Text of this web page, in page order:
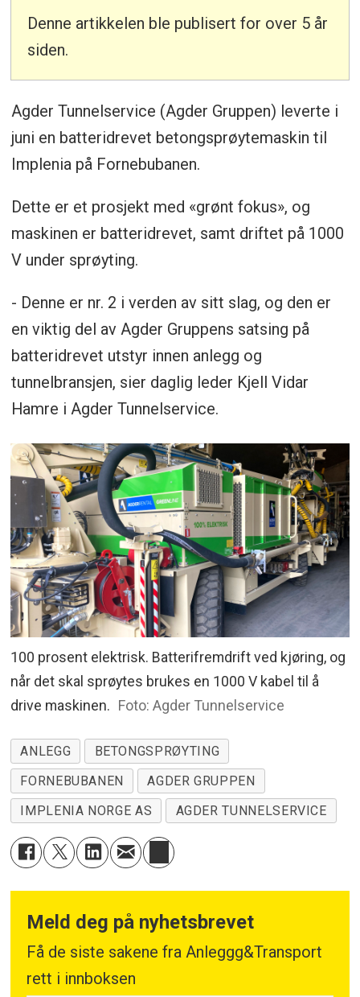
Denne artikkelen ble publisert for over 5 år
siden.
Agder Tunnelservice (Agder Gruppen) leverte i
juni en batteridrevet betongsprøytemaskin til
Implenia på Fornebubanen.
Dette er et prosjekt med «grønt fokus», og
maskinen er batteridrevet, samt driftet på 1000
V under sprøyting.
- Denne er nr. 2 i verden av sitt slag, og den er
en viktig del av Agder Gruppens satsing på
batteridrevet utstyr innen anlegg og
tunnelbransjen, sier daglig leder Kjell Vidar
Hamre i Agder Tunnelservice.
100 prosent elektrisk. Batterifremdrift ved kjøring, og
når det skal sprøytes brukes en 1000 V kabel til å
drive maskinen. Foto: Agder Tunnelservice
ANLEGG
BETONGSPRØYTING
FORNEBUBANEN
AGDER GRUPPEN
IMPLENIA NORGE AS
AGDER TUNNELSERVICE
Meld deg på nyhetsbrevet
Få de siste sakene fra Anleggg&Transport
rett i innboksen